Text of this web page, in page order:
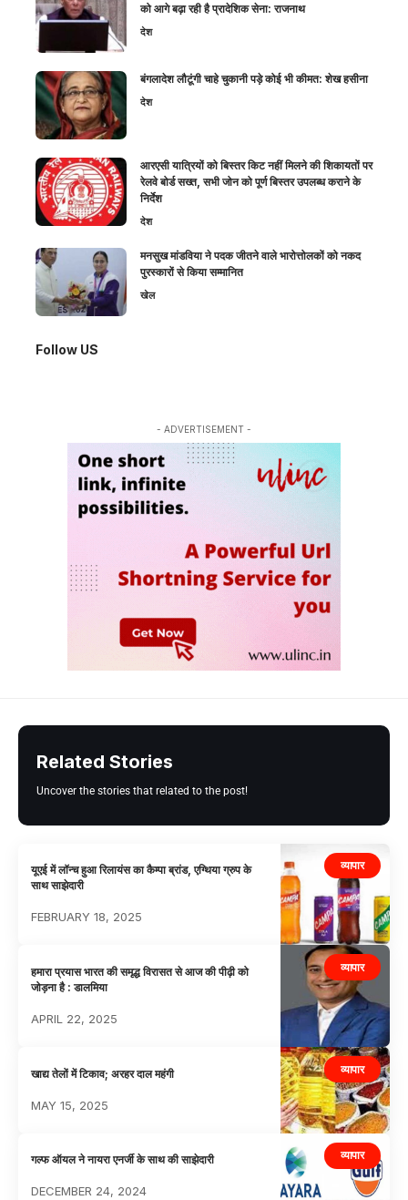
को आगे बढ़ा रही है प्रादेशिक सेना: राजनाथ
देश
बंगलादेश लौटूंगी चाहे चुकानी पड़े कोई भी कीमत: शेख हसीना
देश
आरएसी यात्रियों को बिस्तर किट नहीं मिलने की शिकायतों पर
रेलवे बोर्ड सख्त, सभी जोन को पूर्ण बिस्तर उपलब्ध कराने के
निर्देश
देश
मनसुख मांडविया ने पदक जीतने वाले भारोत्तोलकों को नकद
पुरस्कारों से किया सम्मानित
खेल
Follow US
- ADVERTISEMENT -
Related Stories
Uncover the stories that related to the post!
व्यापार
यूएई में लॉन्च हुआ रिलायंस का कैम्पा ब्रांड, एग्थिया ग्रुप के
साथ साझेदारी
FEBRUARY 18, 2025
व्यापार
हमारा प्रयास भारत की समृद्ध विरासत से आज की पीढ़ी को
जोड़ना है : डालमिया
APRIL 22, 2025
व्यापार
खाद्य तेलों में टिकाव; अरहर दाल महंगी
MAY 15, 2025
व्यापार
गल्फ ऑयल ने नायरा एनर्जी के साथ की साझेदारी
DECEMBER 24, 2024